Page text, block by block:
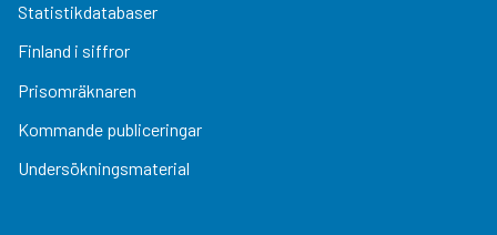
Statistikdatabaser
Finland i siffror
Prisomräknaren
Kommande publiceringar
Undersökningsmaterial